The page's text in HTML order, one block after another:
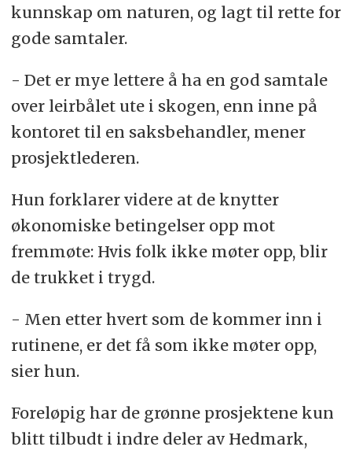
kunnskap om naturen, og lagt til rette for
gode samtaler.
- Det er mye lettere å ha en god samtale
over leirbålet ute i skogen, enn inne på
kontoret til en saksbehandler, mener
prosjektlederen.
Hun forklarer videre at de knytter
økonomiske betingelser opp mot
fremmøte: Hvis folk ikke møter opp, blir
de trukket i trygd.
- Men etter hvert som de kommer inn i
rutinene, er det få som ikke møter opp,
sier hun.
Foreløpig har de grønne prosjektene kun
blitt tilbudt i indre deler av Hedmark,